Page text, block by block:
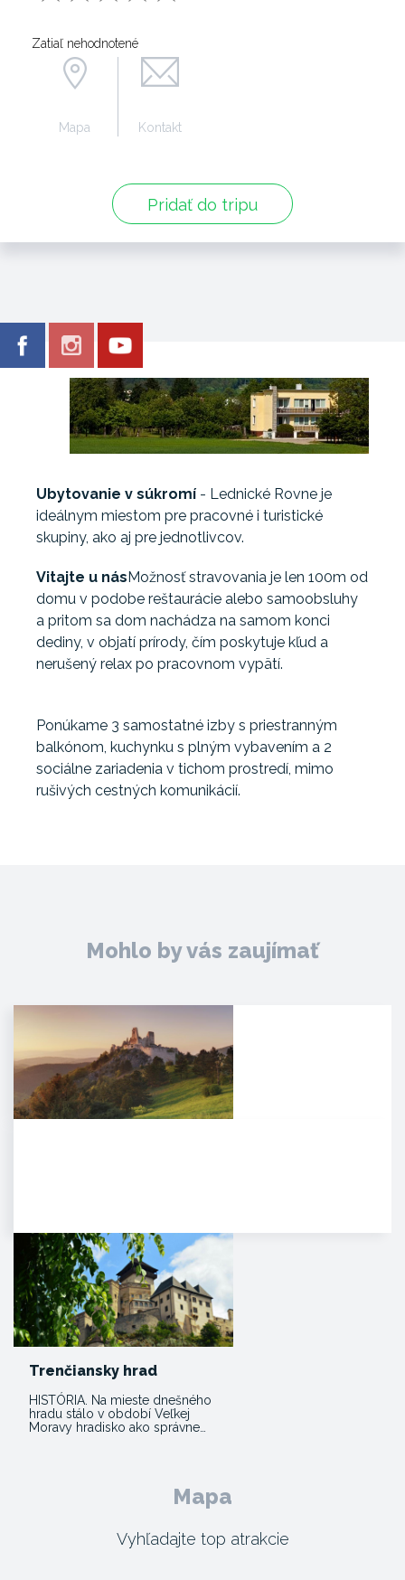
Zatiaľ nehodnotené
Pridať do tripu
Mapa Kontakt
Ubytovanie v súkromí - Lednické Rovne je
ideálnym miestom pre pracovné i turistické
skupiny, ako aj pre jednotlivcov.
Vitajte u nás Možnosť stravovania je len 100m od
domu v podobe reštaurácie alebo samoobsluhy
a pritom sa dom nachádza na samom konci
dediny, v objatí prírody, čím poskytuje kľud a
nerušený relax po pracovnom vypätí.
Ponúkame 3 samostatné izby s priestranným
balkónom, kuchynku s plným vybavením a 2
sociálne zariadenia v tichom prostredí, mimo
rušivých cestných komunikácií.
Mohlo by vás zaujímať
Trenčiansky hrad
HISTÓRIA. Na mieste dnešného
hradu stálo v období Veľkej
Moravy hradisko ako správne…
Mapa
Vyhľadajte top atrakcie